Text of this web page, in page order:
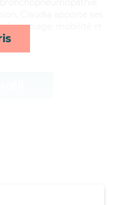
repassage, mobilité et